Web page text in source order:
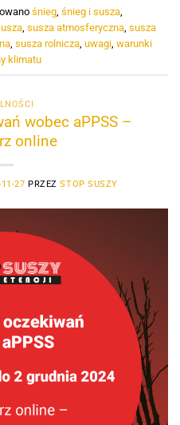
śnieg, śnieg i susza,
, susza atmosferyczna, susza
, susza rolnicza, uwagi, warunki
klimatu
wobec aPPSS –
online
27 PRZEZSTOP SUSZY